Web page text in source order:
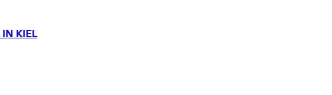
IN KIEL